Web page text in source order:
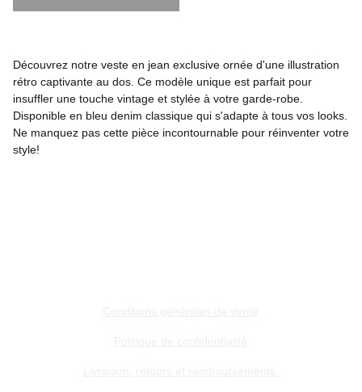
Découvrez notre veste en jean exclusive ornée d'une illustration
rétro captivante au dos. Ce modèle unique est parfait pour
insuffler une touche vintage et stylée à votre garde-robe.
Disponible en bleu denim classique qui s'adapte à tous vos looks.
Ne manquez pas cette pièce incontournable pour réinventer votre
style!